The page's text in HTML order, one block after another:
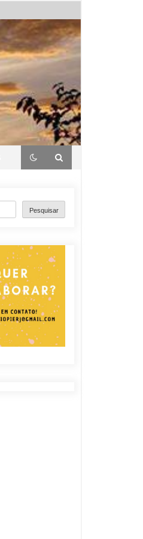
Pesquisar